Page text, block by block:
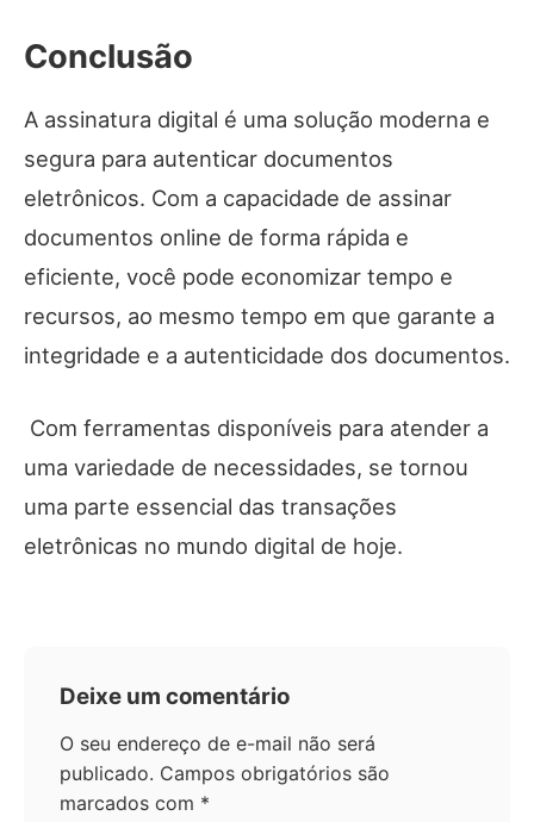
Conclusão
A assinatura digital é uma solução moderna e
segura para autenticar documentos
eletrônicos. Com a capacidade de assinar
documentos online de forma rápida e
eficiente, você pode economizar tempo e
recursos, ao mesmo tempo em que garante a
integridade e a autenticidade dos documentos.
Com ferramentas disponíveis para atender a
uma variedade de necessidades, se tornou
uma parte essencial das transações
eletrônicas no mundo digital de hoje.
Deixe um comentário
O seu endereço de e-mail não será
publicado. Campos obrigatórios são
marcados com *